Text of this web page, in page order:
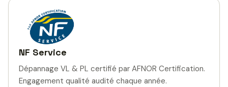
NF Service
Dépannage VL & PL certifié par AFNOR Certification.
Engagement qualité audité chaque année.